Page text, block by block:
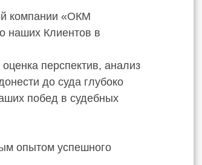
компании «ОКМ
наших Клиентов в
перспектив, анализ
до суда глубоко
побед в судебных
опытом успешного